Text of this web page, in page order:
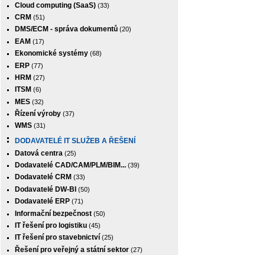
Cloud computing (SaaS) (33)
CRM (51)
DMS/ECM - správa dokumentů (20)
EAM (17)
Ekonomické systémy (68)
ERP (77)
HRM (27)
ITSM (6)
MES (32)
Řízení výroby (37)
WMS (31)
DODAVATELÉ IT SLUŽEB A ŘEŠENÍ
Datová centra (25)
Dodavatelé CAD/CAM/PLM/BIM... (39)
Dodavatelé CRM (33)
Dodavatelé DW-BI (50)
Dodavatelé ERP (71)
Informační bezpečnost (50)
IT řešení pro logistiku (45)
IT řešení pro stavebnictví (25)
Řešení pro veřejný a státní sektor (27)